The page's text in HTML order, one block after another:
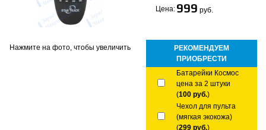
Нажмите на фото, чтобы увеличить
Цена: 999 руб.
РЕКОМЕНДУЕМ
ПРИОБРЕСТИ
Батарейки Космос
цена за 2 штуки
(100 руб.)
Чехол для пульта
(мягкая экокожа)
(299 руб.)